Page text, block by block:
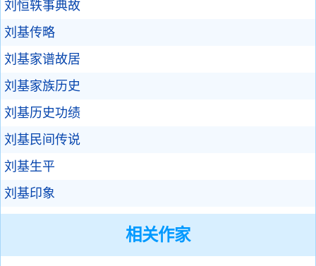
刘恒轶事典故
刘基传略
刘基家谱故居
刘基家族历史
刘基历史功绩
刘基民间传说
刘基生平
刘基印象
相关作家